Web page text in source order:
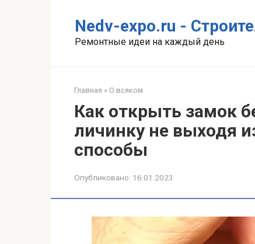
Nedv-expo.ru -
Ремонтные идеи на каждый день
Главная » О всяком
Как открыть замок
личинку не выходя
способы
Опубликовано: 16.01.2023